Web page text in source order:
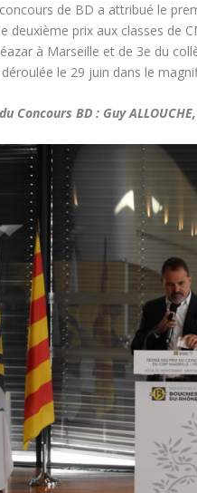
de BD a attribué le
deuxième prix aux classes de
à Marseille et de 3e du
le 29 juin dans le
Concours BD : Guy